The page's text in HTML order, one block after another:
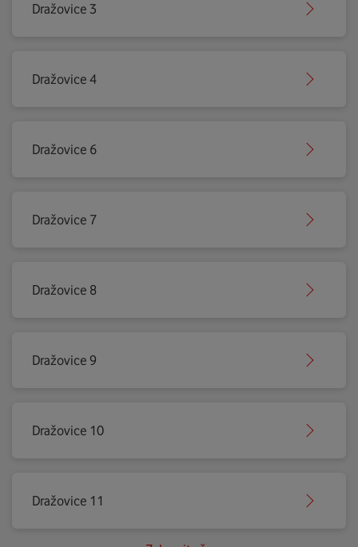
Dražovice 3
Dražovice 4
Dražovice 6
Dražovice 7
Dražovice 8
Dražovice 9
Dražovice 10
Dražovice 11